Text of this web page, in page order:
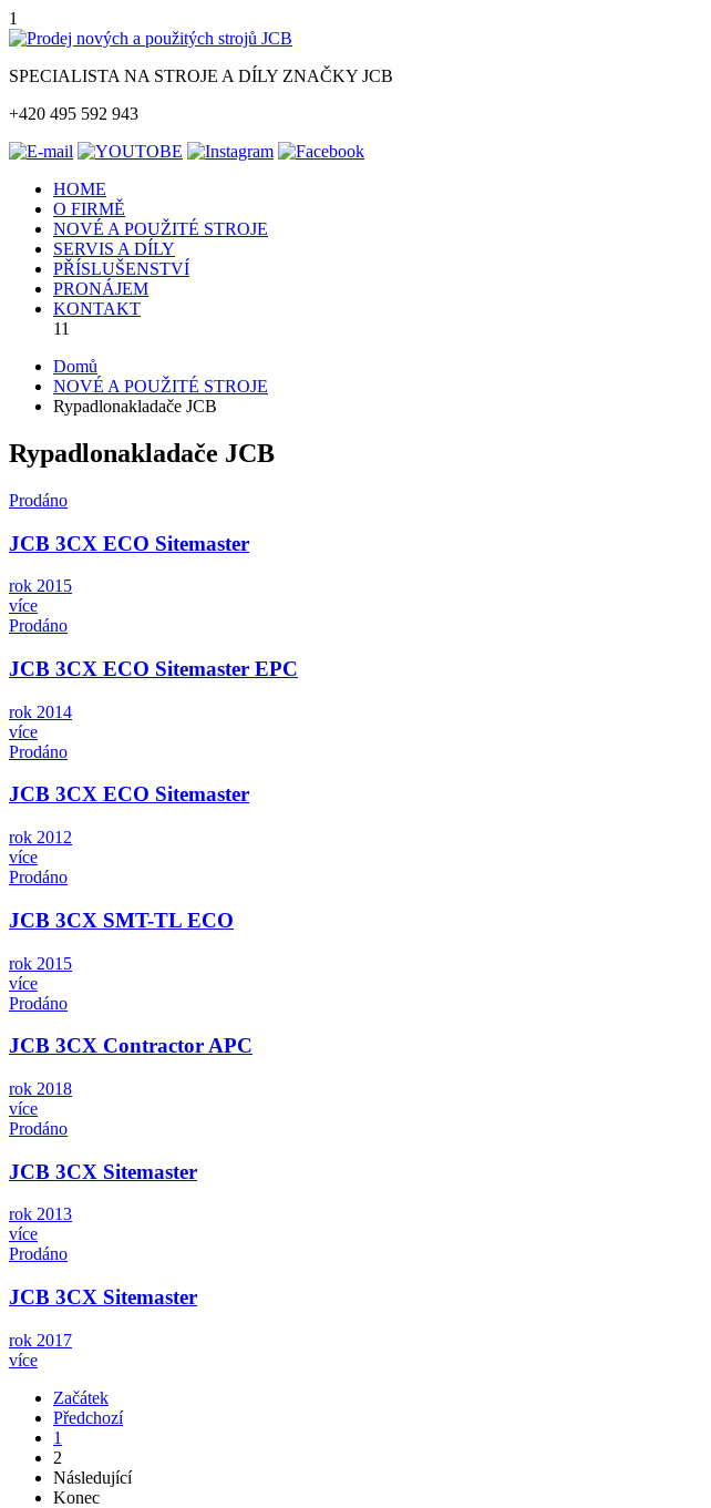
1
SPECIALISTA NA STROJE A DÍLY ZNAČKY JCB
+420 495 592 943
HOME
O FIRMĚ
NOVÉ A POUŽITÉ STROJE
SERVIS A DÍLY
PŘÍSLUŠENSTVÍ
PRONÁJEM
KONTAKT
11
Domů
NOVÉ A POUŽITÉ STROJE
Rypadlonakladače JCB
Rypadlonakladače JCB
Prodáno
JCB 3CX ECO Sitemaster
rok 2015
více
Prodáno
JCB 3CX ECO Sitemaster EPC
rok 2014
více
Prodáno
JCB 3CX ECO Sitemaster
rok 2012
více
Prodáno
JCB 3CX SMT-TL ECO
rok 2015
více
Prodáno
JCB 3CX Contractor APC
rok 2018
více
Prodáno
JCB 3CX Sitemaster
rok 2013
více
Prodáno
JCB 3CX Sitemaster
rok 2017
více
Začátek
Předchozí
1
2
Následující
Konec